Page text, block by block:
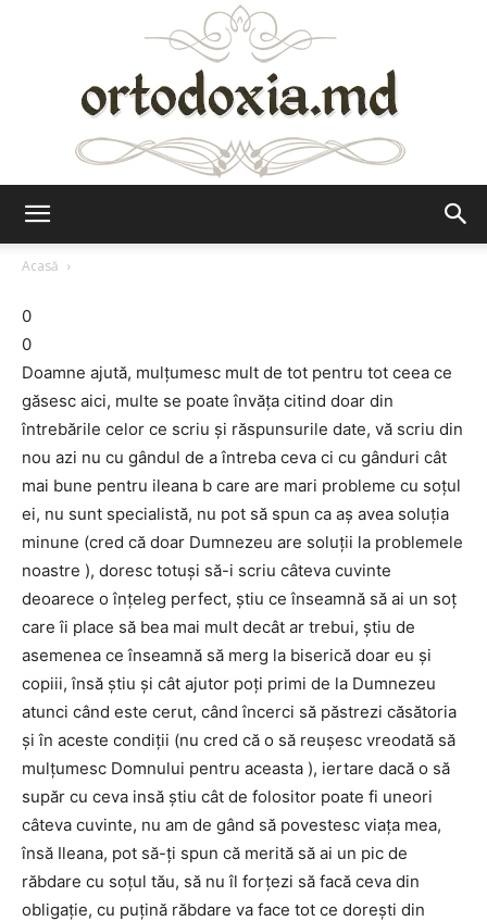
Acasă
0
0
Doamne ajută, mulţumesc mult de tot pentru tot ceea ce
găsesc aici, multe se poate învăţa citind doar din
întrebările celor ce scriu şi răspunsurile date, vă scriu din
nou azi nu cu gândul de a întreba ceva ci cu gânduri cât
mai bune pentru ileana b care are mari probleme cu soţul
ei, nu sunt specialistă, nu pot să spun ca aş avea soluția
minune (cred că doar Dumnezeu are soluţii la problemele
noastre ), doresc totuşi să-i scriu câteva cuvinte
deoarece o înţeleg perfect, ştiu ce înseamnă să ai un soţ
care îi place să bea mai mult decât ar trebui, ştiu de
asemenea ce înseamnă să merg la biserică doar eu şi
copiii, însă ştiu şi cât ajutor poţi primi de la Dumnezeu
atunci când este cerut, când încerci să păstrezi căsătoria
şi în aceste condiţii (nu cred că o să reuşesc vreodată să
mulţumesc Domnului pentru aceasta ), iertare dacă o să
supăr cu ceva insă ştiu cât de folositor poate fi uneori
câteva cuvinte, nu am de gând să povestesc viaţa mea,
însă Ileana, pot să-ţi spun că merită să ai un pic de
răbdare cu soţul tău, să nu îl forţezi să facă ceva din
obligaţie, cu puţină răbdare va face tot ce doreşti din